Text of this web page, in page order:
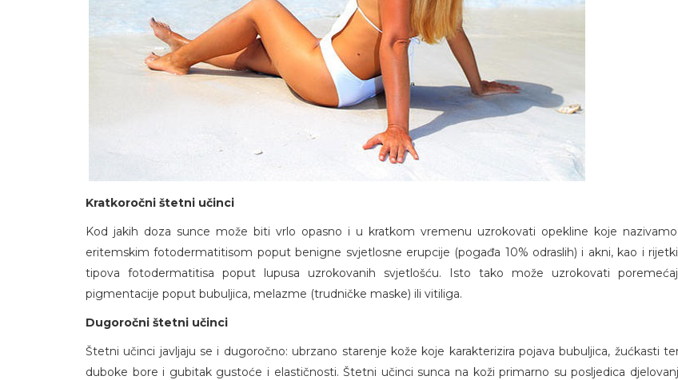
Kratkoročni štetni učinci
Kod jakih doza sunce može biti vrlo opasno i u kratkom vremenu uzrokovati opekline koje
eritemskim fotodermatitisom poput benigne svjetlosne erupcije (pogađa 10% odraslih) i akni, kao i
tipova fotodermatitisa poput lupusa uzrokovanih svjetlošću. Isto tako može uzrokovati
pigmentacije poput bubuljica, melazme (trudničke maske) ili vitiliga.
Dugoročni štetni učinci
Štetni učinci javljaju se i dugoročno: ubrzano starenje kože koje karakterizira pojava bubuljica, žućkasti
duboke bore i gubitak gustoće i elastičnosti. Štetni učinci sunca na koži primarno su posljedica